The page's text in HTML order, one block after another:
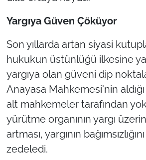
Yargıya Güven Çöküyor
Son yıllarda artan siyasi
hukukun üstünlüğü ilkesine
yargıya olan güveni dip
Anayasa Mahkemesi'nin
alt mahkemeler tarafından yok
yürütme organının yargı
artması, yargının
zedeledi.
Bilim Teknoloji
English News
Canlı Maç
Finans
Genel-A
Gündem-Eğitim